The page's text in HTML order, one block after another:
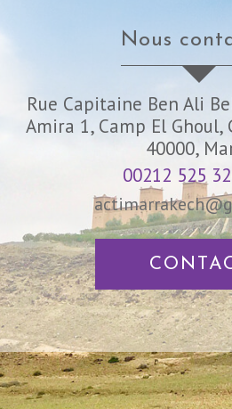
nous
Rue Capitaine Ben Ali
Amira 1, Camp El Ghoul,
40000,
00212 525